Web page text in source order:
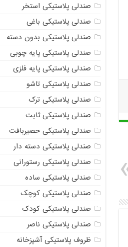
صندلی پلاستیکی استخر
صندلی پلاستیکی باغی
صندلی پلاستیکی بدون دسته
صندلی پلاستیکی پایه چوبی
صندلی پلاستیکی پایه فلزی
صندلی پلاستیکی تاشو
صندلی پلاستیکی ترک
صندلی پلاستیکی ثابت
صندلی پلاستیکی حصیربافت
صندلی پلاستیکی دسته دار
صندلی پلاستیکی رستورانی
صندلی پلاستیکی ساده
صندلی پلاستیکی کوچک
صندلی پلاستیکی کودک
صندلی پلاستیکی ناصر
ظروف پلاستیکی آشپزخانه